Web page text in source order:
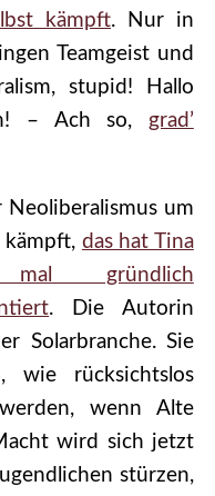
kämpft. Nur in
Teamgeist und
stupid! Hallo
– Ach so, grad’
um
kämpft, das hat Tina
mal gründlich
. Die Autorin
Solarbranche. Sie
wie rücksichtslos
wenn Alte
wird sich jetzt
stürzen,